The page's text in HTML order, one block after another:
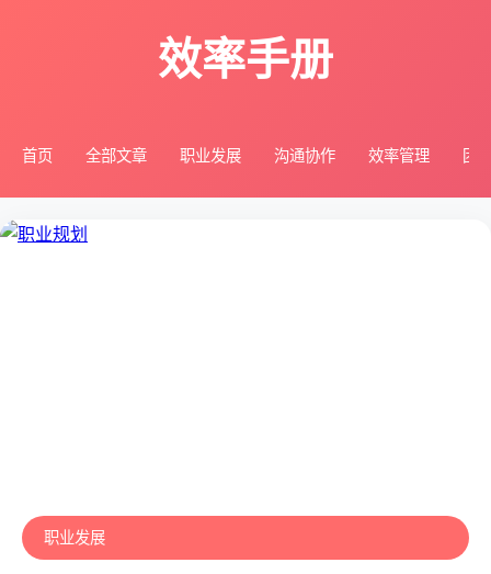
效率手册
首页 全部文章 职业发展 沟通协作 效率管理 团
职业发展